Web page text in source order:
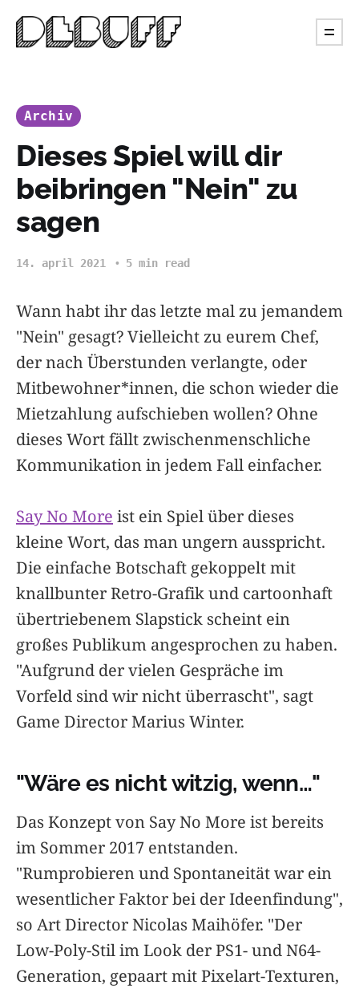
Archiv
Dieses Spiel will dir
beibringen "Nein" zu
sagen
14. april 2021 5 min read
Wann habt ihr das letzte mal zu jemandem
"Nein" gesagt? Vielleicht zu eurem Chef,
der nach Überstunden verlangte, oder
Mitbewohner*innen, die schon wieder die
Mietzahlung aufschieben wollen? Ohne
dieses Wort fällt zwischenmenschliche
Kommunikation in jedem Fall einfacher.
Say No More ist ein Spiel über dieses
kleine Wort, das man ungern ausspricht.
Die einfache Botschaft gekoppelt mit
knallbunter Retro-Grafik und cartoonhaft
übertriebenem Slapstick scheint ein
großes Publikum angesprochen zu haben.
"Aufgrund der vielen Gespräche im
Vorfeld sind wir nicht überrascht", sagt
Game Director Marius Winter.
"Wäre es nicht witzig, wenn…"
Das Konzept von Say No More ist bereits
im Sommer 2017 entstanden.
"Rumprobieren und Spontaneität war ein
wesentlicher Faktor bei der Ideenfindung",
so Art Director Nicolas Maihöfer. "Der
Low-Poly-Stil im Look der PS1- und N64-
Generation, gepaart mit Pixelart-Texturen,